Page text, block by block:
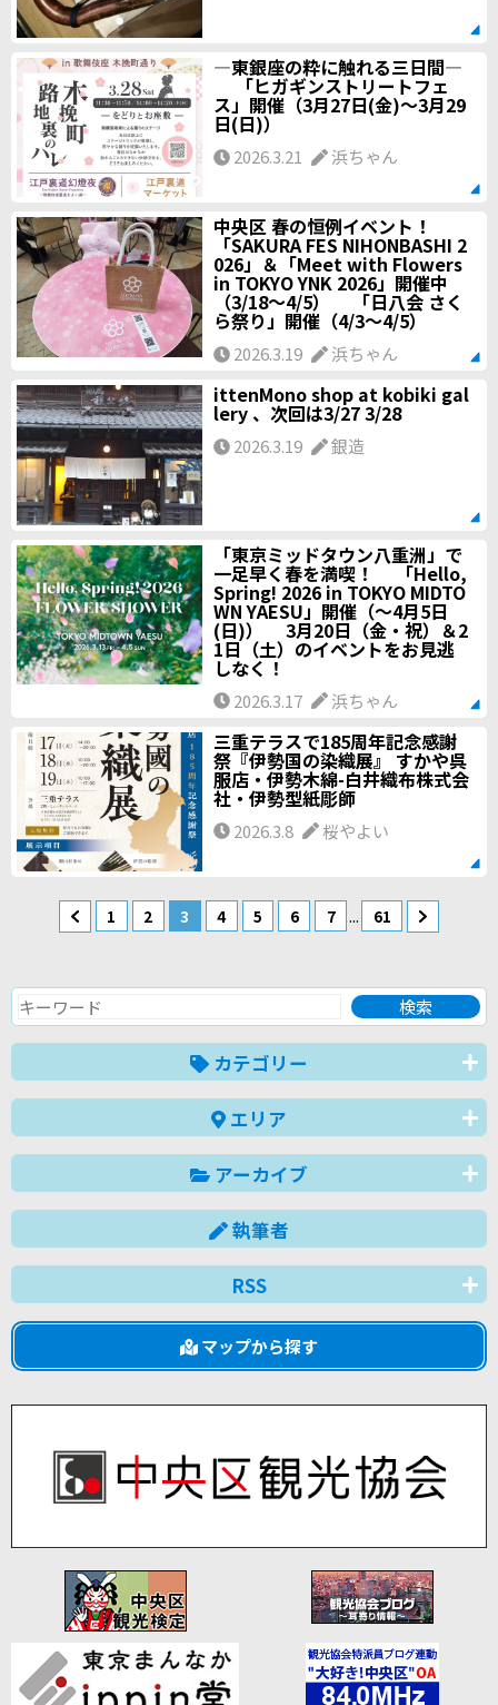
―東銀座の粋に触れる三日間―
「ヒガギンストリートフェ
ス」開催（3月27日(金)～3月29
日(日)）
2026.3.21 浜ちゃん
中央区 春の恒例イベント！
「SAKURA FES NIHONBASHI 2
026」＆「Meet with Flowers
in TOKYO YNK 2026」開催中
（3/18～4/5） 「日八会 さく
ら祭り」開催（4/3～4/5）
2026.3.19 浜ちゃん
ittenMono shop at kobiki gal
lery 、次回は3/27 3/28
2026.3.19 銀造
「東京ミッドタウン八重洲」で
一足早く春を満喫！ 「Hello,
Spring! 2026 in TOKYO MIDTO
WN YAESU」開催（～4月5日
(日)） 3月20日（金・祝）＆2
1日（土）のイベントをお見逃
しなく！
2026.3.17 浜ちゃん
三重テラスで185周年記念感謝
祭『伊勢国の染織展』 すかや呉
服店・伊勢木綿-白井織布株式会
社・伊勢型紙彫師
2026.3.8 桜やよい
1 2 3 4 5 6 7 ... 61
カテゴリー
エリア
アーカイブ
執筆者
RSS
マップから探す